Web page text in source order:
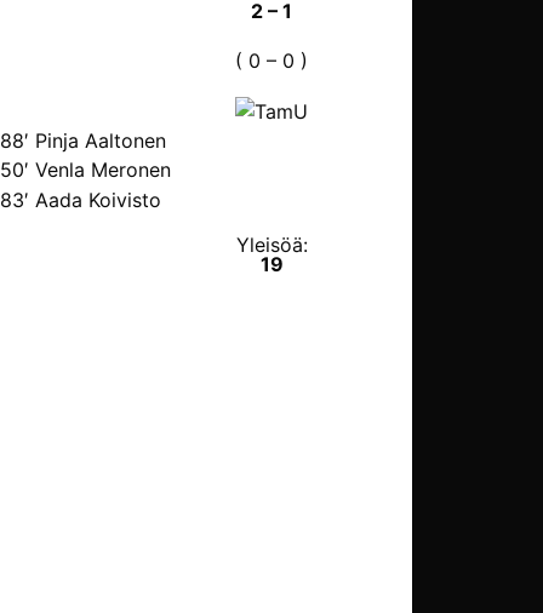
2 – 1
( 0 – 0 )
88′ Pinja Aaltonen
50′ Venla Meronen
83′ Aada Koivisto
Yleisöä:
19